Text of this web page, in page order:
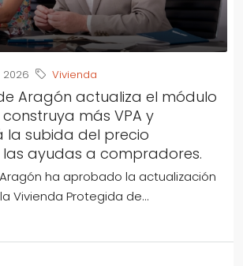
Vivienda
Aragón actualiza el módulo
más VPA y
subida del precio
ayudas a compradores.
ha aprobado la actualización
Vivienda Protegida de...